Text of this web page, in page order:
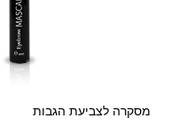
מסקרה לצביעת הגבות